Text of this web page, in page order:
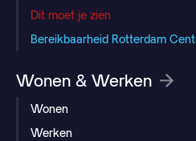
Dit moet je zien
Bereikbaarheid Rotterdam
Wonen & Werken
Wonen
Werken